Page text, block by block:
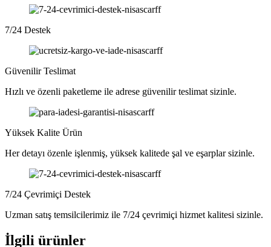
7/24 Destek
Güvenilir Teslimat
Hızlı ve özenli paketleme ile adrese güvenilir teslimat sizinle.
Yüksek Kalite Ürün
Her detayı özenle işlenmiş, yüksek kalitede şal ve eşarplar sizinle.
7/24 Çevrimiçi Destek
Uzman satış temsilcilerimiz ile 7/24 çevrimiçi hizmet kalitesi sizinle.
İlgili ürünler